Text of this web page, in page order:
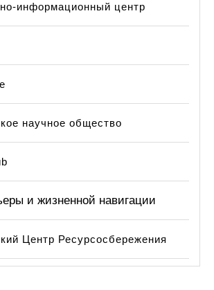
информационный центр
научное общество
и жизненной навигации
Центр Ресурсосбережения